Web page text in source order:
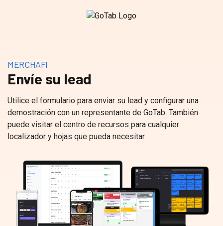
MERCHAFI
Envíe su lead
Utilice el formulario para enviar su lead y configurar una
demostración con un representante de GoTab. También
puede visitar el centro de recursos para cualquier
localizador y hojas que pueda necesitar.